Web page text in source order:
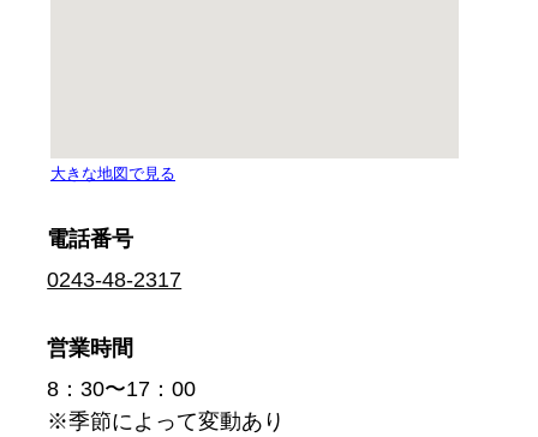
電話番号
0243-48-2317
営業時間
8：30〜17：00
※季節によって変動あり